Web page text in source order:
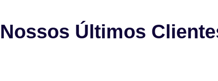
Nossos Últimos